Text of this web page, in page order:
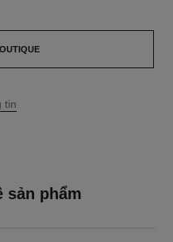
tin
sản phẩm